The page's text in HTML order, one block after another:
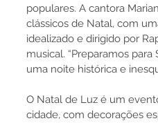
populares. A cantora
clássicos de Natal, com
idealizado e dirigido por
musical. “Preparamos
uma noite histórica e
O Natal de Luz é um
cidade, com decorações